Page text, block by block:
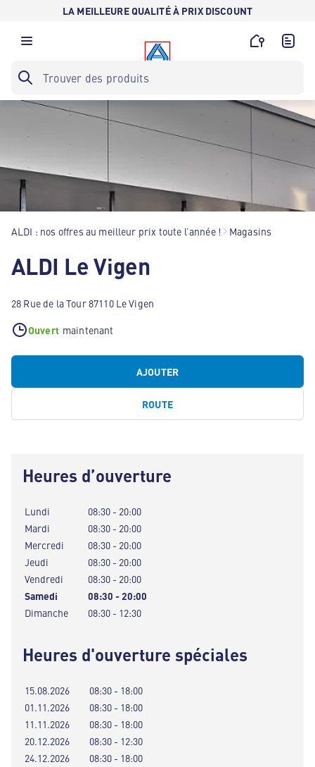
LA MEILLEURE QUALITÉ À PRIX DISCOUNT
ALDI : nos offres au meilleur prix toute l’année ! Magasins
ALDI Le Vigen
28 Rue de la Tour 87110 Le Vigen
Ouvert maintenant
AJOUTER
ROUTE
Heures d’ouverture
Lundi
08:30 - 20:00
Mardi
08:30 - 20:00
Mercredi
08:30 - 20:00
Jeudi
08:30 - 20:00
Vendredi
08:30 - 20:00
Samedi
08:30 - 20:00
Dimanche
08:30 - 12:30
Heures d'ouverture spéciales
15.08.2026
08:30 - 18:00
01.11.2026
08:30 - 18:00
11.11.2026
08:30 - 18:00
20.12.2026
08:30 - 12:30
24.12.2026
08:30 - 18:00